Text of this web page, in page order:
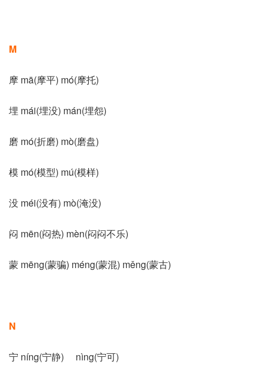
M
摩 mā(摩平) mó(摩托)
埋 mái(埋没) mán(埋怨)
磨 mó(折磨) mò(磨盘)
模 mó(模型) mú(模样)
没 méi(没有) mò(淹没)
闷 mēn(闷热) mèn(闷闷不乐)
蒙 mēng(蒙骗) méng(蒙混) měng(蒙古)
N
宁 níng(宁静) nìng(宁可)